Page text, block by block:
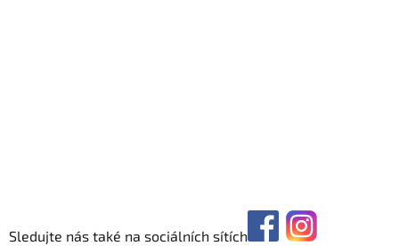
Sledujte nás také na sociálních sítích